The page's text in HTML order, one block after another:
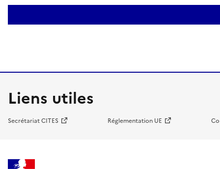
Liens utiles
Secrétariat CITES Réglementation UE